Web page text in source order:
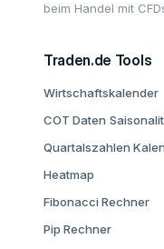
beim Handel mit
Traden.de Tools
Wirtschaftskalender
COT Daten
Quartalszahlen
Heatmap
Fibonacci Rechner
Pip Rechner